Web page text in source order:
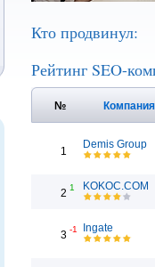
Кто продвинул:
Рейтинг SEO-
№
1
Demis Group
2 1 KOKOC.COM
3 -1 Ingate